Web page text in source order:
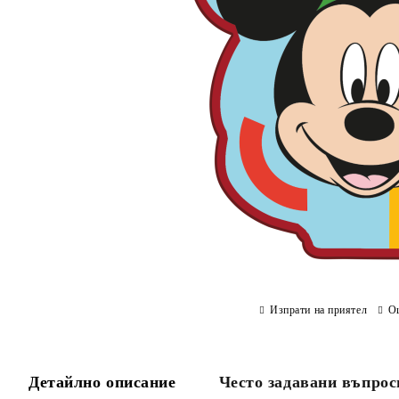
Изпрати на приятел
Детайлно описание Често задавани